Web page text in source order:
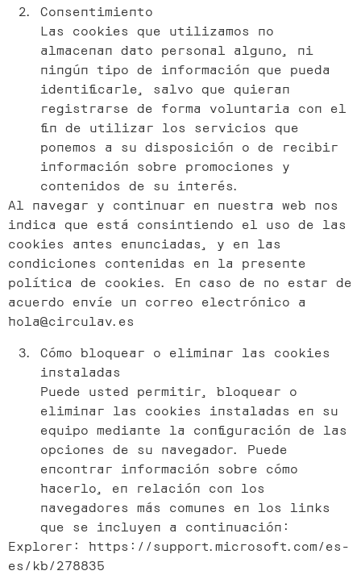
Consentimiento
Las cookies que utilizamos no
almacenan dato personal alguno, ni
ningún tipo de información que pueda
identificarle, salvo que quieran
registrarse de forma voluntaria con el
fin de utilizar los servicios que
ponemos a su disposición o de recibir
información sobre promociones y
contenidos de su interés.
Al navegar y continuar en nuestra web nos
indica que está consintiendo el uso de las
cookies antes enunciadas, y en las
condiciones contenidas en la presente
política de cookies. En caso de no estar de
acuerdo envíe un correo electrónico a
hola@circulav.es
Cómo bloquear o eliminar las cookies
instaladas
Puede usted permitir, bloquear o
eliminar las cookies instaladas en su
equipo mediante la configuración de las
opciones de su navegador. Puede
encontrar información sobre cómo
hacerlo, en relación con los
navegadores más comunes en los links
que se incluyen a continuación:
Explorer: https://support.microsoft.com/es-
es/kb/278835